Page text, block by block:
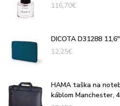
116,70€
DICOTA D31288
12,25€
HAMA taška na
káblom Manchester,